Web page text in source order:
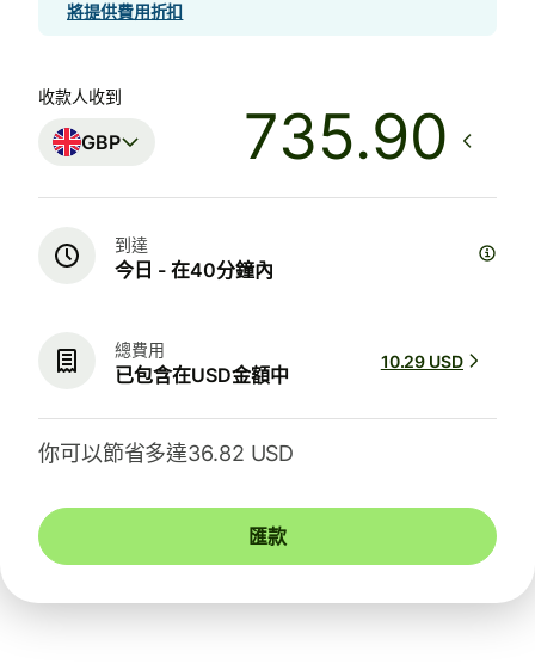
將提供費用折扣
收款人收到
GBP
到達
今日 - 在40分鐘內
總費用
已包含在USD金額中
10.29 USD
你可以節省多達36.82 USD
匯款